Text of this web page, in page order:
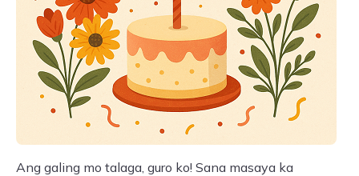
Ang galing mo talaga, guro ko! Sana masaya ka